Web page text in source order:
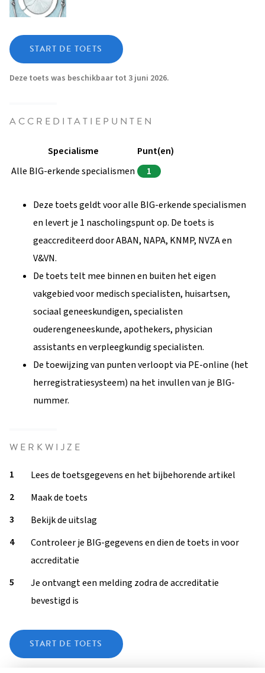
START DE TOETS
Deze toets was beschikbaar tot 3 juni 2026.
ACCREDITATIEPUNTEN
Specialisme
Punt(en)
Alle BIG-erkende specialismen
1
Deze toets geldt voor alle BIG-erkende specialismen
en levert je 1 nascholingspunt op. De toets is
geaccrediteerd door ABAN, NAPA, KNMP, NVZA en
V&VN.
De toets telt mee binnen en buiten het eigen
vakgebied voor medisch specialisten, huisartsen,
sociaal geneeskundigen, specialisten
ouderengeneeskunde, apothekers, physician
assistants en verpleegkundig specialisten.
De toewijzing van punten verloopt via PE-online (het
herregistratiesysteem) na het invullen van je BIG-
nummer.
WERKWIJZE
Lees de toetsgegevens en het bijbehorende artikel
Maak de toets
Bekijk de uitslag
Controleer je BIG-gegevens en dien de toets in voor
accreditatie
Je ontvangt een melding zodra de accreditatie
bevestigd is
START DE TOETS